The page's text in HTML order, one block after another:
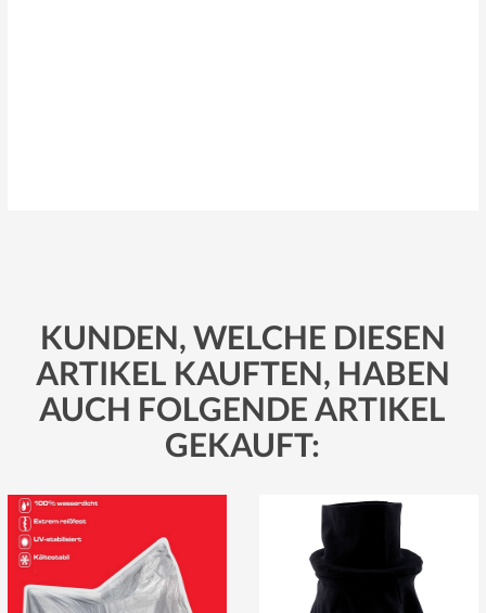
KUNDEN, WELCHE DIESEN
ARTIKEL KAUFTEN, HABEN
AUCH FOLGENDE ARTIKEL
GEKAUFT: